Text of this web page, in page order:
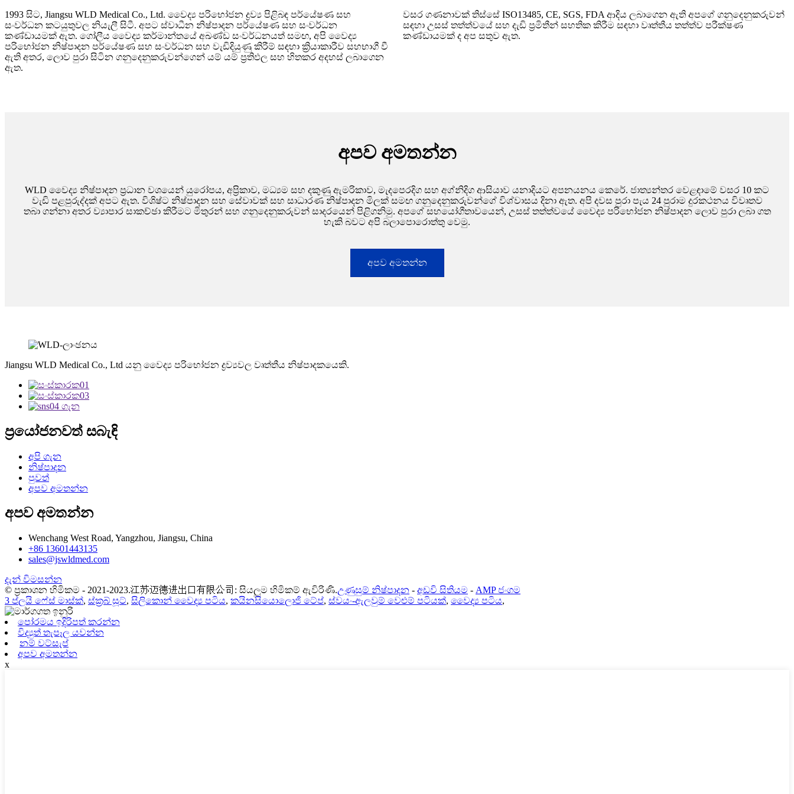
1993 සිට, Jiangsu WLD Medical Co., Ltd. වෛද්‍ය පරිභෝජන ද්‍රව්‍ය පිළිබඳ පර්යේෂණ සහ
සංවර්ධන කටයුතුවල නියැලී සිටී. අපට ස්වාධීන නිෂ්පාදන පර්යේෂණ සහ සංවර්ධන
කණ්ඩායමක් ඇත. ගෝලීය වෛද්‍ය කර්මාන්තයේ අඛණ්ඩ සංවර්ධනයත් සමඟ, අපි වෛද්‍ය
පරිභෝජන නිෂ්පාදන පර්යේෂණ සහ සංවර්ධන සහ වැඩිදියුණු කිරීම් සඳහා ක්‍රියාකාරීව සහභාගී වී
ඇති අතර, ලොව පුරා සිටින ගනුදෙනුකරුවන්ගෙන් යම් යම් ප්‍රතිඵල සහ හිතකර අදහස් ලබාගෙන
ඇත.
වසර ගණනාවක් තිස්සේ ISO13485, CE, SGS, FDA ආදිය ලබාගෙන ඇති අපගේ ගනුදෙනුකරුවන්
සඳහා උසස් තත්ත්වයේ සහ දැඩි ප්‍රමිතීන් සහතික කිරීම සඳහා වෘත්තීය තත්ත්ව පරීක්ෂණ
කණ්ඩායමක් ද අප සතුව ඇත.
අපව අමතන්න
WLD වෛද්‍ය නිෂ්පාදන ප්‍රධාන වශයෙන් යුරෝපය, අප්‍රිකාව, මධ්‍යම සහ දකුණු ඇමරිකාව, මැදපෙරදිග සහ අග්නිදිග ආසියාව යනාදියට අපනයනය කෙරේ. ජාත්‍යන්තර වෙළඳාමේ වසර 10 කට
වැඩි පළපුරුද්දක් අපට ඇත. විශිෂ්ට නිෂ්පාදන සහ සේවාවක් සහ සාධාරණ නිෂ්පාදන මිලක් සමඟ ගනුදෙනුකරුවන්ගේ විශ්වාසය දිනා ඇත. අපි දවස පුරා පැය 24 පුරාම දුරකථනය විවෘතව
තබා ගන්නා අතර ව්‍යාපාර සාකච්ඡා කිරීමට මිතුරන් සහ ගනුදෙනුකරුවන් සාදරයෙන් පිළිගනිමු. අපගේ සහයෝගීතාවයෙන්, උසස් තත්ත්වයේ වෛද්‍ය පරිභෝජන නිෂ්පාදන ලොව පුරා ලබා ගත
හැකි බවට අපි බලාපොරොත්තු වෙමු.
අපව අමතන්න
Jiangsu WLD Medical Co., Ltd යනු වෛද්‍ය පරිභෝජන ද්‍රව්‍යවල වෘත්තීය නිෂ්පාදකයෙකි.
ප්‍රයෝජනවත් සබැඳි
අපි ගැන
නිෂ්පාදන
පුවත්
අපව අමතන්න
අපව අමතන්න
Wenchang West Road, Yangzhou, Jiangsu, China
+86 13601443135
sales@jswldmed.com
දැන් විමසන්න
© ප්‍රකාශන හිමිකම - 2021-2023.江苏迈德进出口有限公司: සියලුම හිමිකම් ඇවිරිණි.උණුසුම් නිෂ්පාදන - අඩවි සිතියම - AMP ජංගම
3 ප්ලයි ෆේස් මාස්ක්, ස්ක්‍රබ් සූට්, සිලිකොන් වෛද්‍ය පටිය, කයිනසියොලොජි ටේප්, ස්වයං-ඇලවුම් වෙළුම් පටියක්, වෛද්‍ය පටිය,
පෝරමය ඉදිරිපත් කරන්න
විද්‍යුත් තැපෑල යවන්න
නම් වට්සැප්
අපව අමතන්න
x